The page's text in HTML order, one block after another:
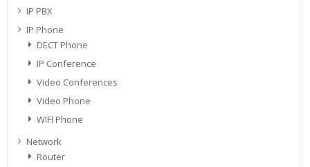
IP PBX
IP Phone
DECT Phone
IP Conference
Video Conferences
Video Phone
WIFI Phone
Network
Router